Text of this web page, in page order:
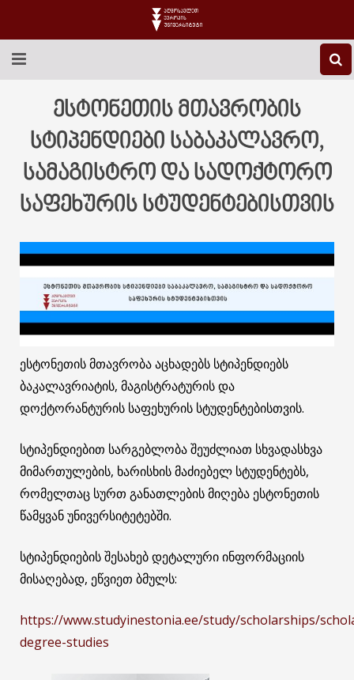
EEU-Ს ᲨᲔᲡᲐᲮᲔᲑ
ᲒᲐᲜᲐᲗᲚᲔᲑᲐ
ᲙᲕᲚᲔᲕᲐ
ᲡᲐᲔᲠᲗᲐᲨᲝᲠᲘᲡᲝ
ᲑᲘᲑᲚᲘᲝᲗᲔᲙᲐ
ᲙᲝᲜᲢᲐᲥᲢᲘ
ესტონეთის მთავრობის
სტიპენდიები საბაკალავრო,
სამაგისტრო და სადოქტორო
საფეხურის სტუდენტებისთვის
ესტონეთის მთავრობა აცხადებს სტიპენდიებს
ბაკალავრიატის, მაგისტრატურის და
დოქტორანტურის საფეხურის სტუდენტებისთვის.
სტიპენდიებით სარგებლობა შეუძლიათ სხვადასხვა
მიმართულების, ხარისხის მაძიებელ სტუდენტებს,
რომელთაც სურთ განათლების მიღება ესტონეთის
წამყვან უნივერსიტეტებში.
სტიპენდიების შესახებ დეტალური ინფორმაციის
მისაღებად, ეწვიეთ ბმულს:
https://www.studyinestonia.ee/study/scholarships/
degree-studies